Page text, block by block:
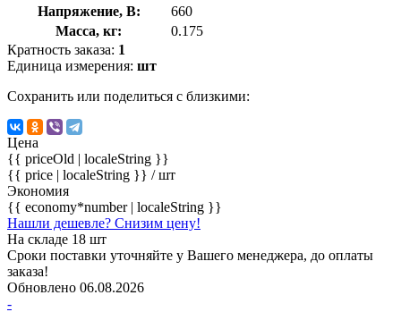
Напряжение, В:
660
Масса, кг:
0.175
Кратность заказа: 1
Единица измерения: шт
Сохранить или поделиться с близкими:
Цена
{{ priceOld | localeString }}
{{ price | localeString }} / шт
Экономия
{{ economy*number | localeString }}
Нашли дешевле? Снизим цену!
На складе 18 шт
Сроки поставки уточняйте у Вашего менеджера, до оплаты
заказа!
Обновлено 06.08.2026
-